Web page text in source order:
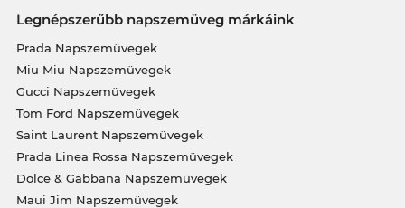
Legnépszerűbb napszemüveg márkáink
Prada Napszemüvegek
Miu Miu Napszemüvegek
Gucci Napszemüvegek
Tom Ford Napszemüvegek
Saint Laurent Napszemüvegek
Prada Linea Rossa Napszemüvegek
Dolce & Gabbana Napszemüvegek
Maui Jim Napszemüvegek